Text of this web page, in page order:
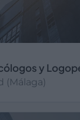
y
(Málaga)